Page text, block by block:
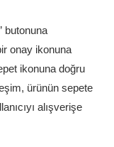
butonuna
onay ikonuna
ikonuna doğru
ürünün sepete
alışverişe